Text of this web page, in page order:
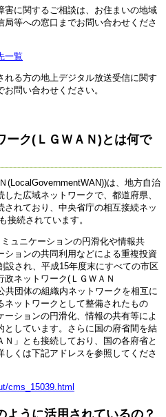
に関するご相談は、お住まいの地域
等への窓口までお問い合わせくださ
一覧
る方の地上デジタル放送受信に関す
問い合わせください。
ク(ＬＧＷＡＮ)とは何で
(LocalGovernmentWAN))は、地方自治
た広域ネットワークで、都道府県、
れており、中央省庁の相互接続ネッ
接続されています。
ュニケーションの円滑化や情報共
ョンの共同利用などによる重複投資
設され、平成15年度末にすべての市区
ネットワーク(ＬＧＷＡＮ
共団体の組織内ネットワークを相互に
ットワークとして整備されたもの
ションの円滑化、情報の共有等によ
としています。さらに国の府省間を結
」とも接続しており、国の各府省と
くは下記アドレスを参照してくださ
cms_15039.html